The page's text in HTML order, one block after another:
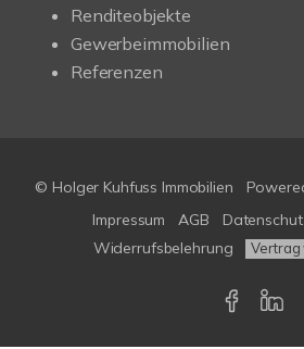
Renditeobjekte
Gewerbeimmobilien
Referenzen
© Holger Kuhfuss Immobilien
Impressum
AGB
Widerrufsbelehrung
Vertrag